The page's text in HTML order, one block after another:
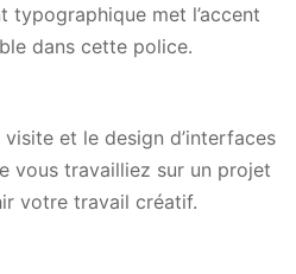
typographique met l’accent
dans cette police.
et le design d’interfaces
vous travailliez sur un projet
votre travail créatif.